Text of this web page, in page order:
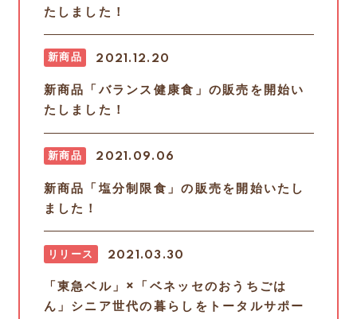
たしました！
2021.12.20
新商品
新商品「バランス健康食」の販売を開始い
たしました！
2021.09.06
新商品
新商品「塩分制限食」の販売を開始いたし
ました！
2021.03.30
リリース
「東急ベル」×「ベネッセのおうちごは
ん」シニア世代の暮らしをトータルサポー